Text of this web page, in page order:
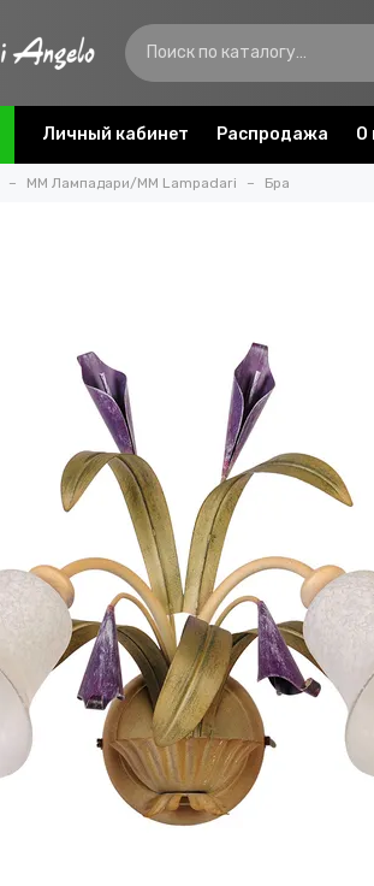
Личный кабинет Распродажа О
ММ Лампадари/MM Lampadari Бра